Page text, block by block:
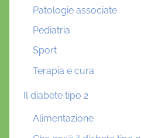
Patologie associate
Pediatria
Sport
Terapia e cura
Il diabete tipo 2
Alimentazione